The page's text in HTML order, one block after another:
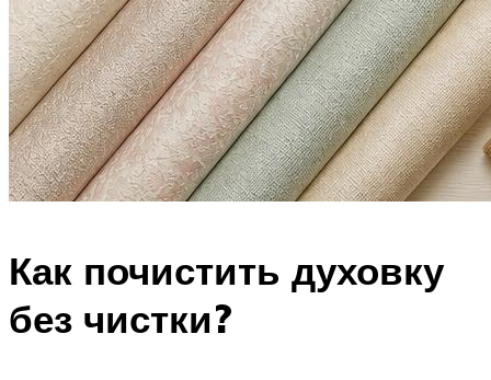
Как почистить духовку
без чистки?